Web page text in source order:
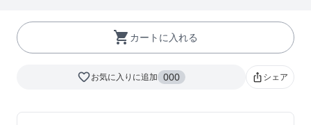
shopping_cart カートに入れる
favorite_borderお気に入りに追加 000 ios_shareシェア